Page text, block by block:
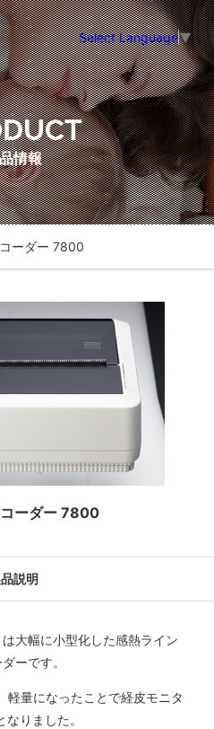
Select Language▼
情報
ーダー 7800
ーダー 7800
説明
大幅に小型化した感熱ライン
ーです。
量になったことで経皮モニタ
りました。